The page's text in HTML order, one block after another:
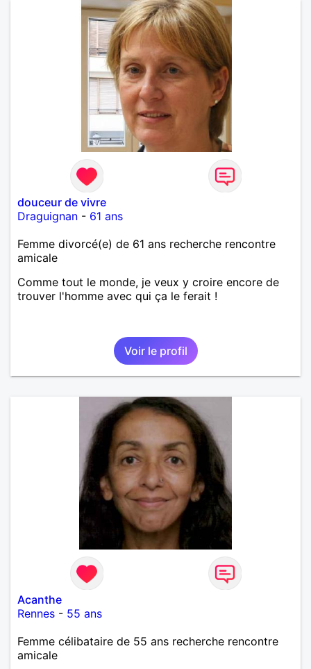
douceur de vivre
Draguignan - 61 ans
Femme divorcé(e) de 61 ans recherche rencontre
amicale
Comme tout le monde, je veux y croire encore de
trouver l'homme avec qui ça le ferait !
Voir le profil
Acanthe
Rennes - 55 ans
Femme célibataire de 55 ans recherche rencontre
amicale